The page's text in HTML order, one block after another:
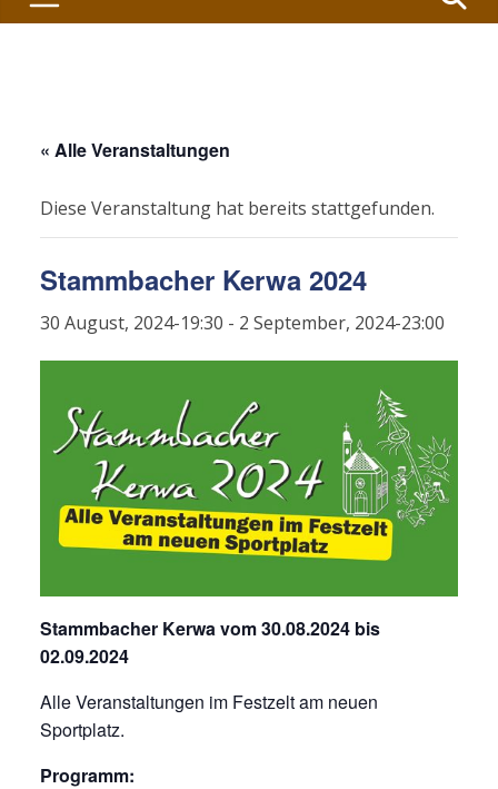
« Alle Veranstaltungen
Diese Veranstaltung hat bereits stattgefunden.
Stammbacher Kerwa 2024
30 August, 2024-19:30 - 2 September, 2024-23:00
Stammbacher Kerwa vom 30.08.2024 bis
02.09.2024
Alle Veranstaltungen im Festzelt am neuen
Sportplatz.
Programm: